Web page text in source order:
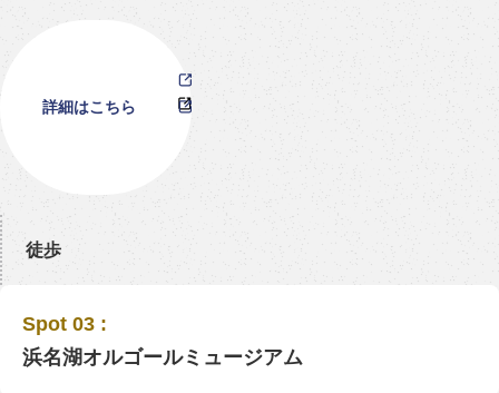
詳細はこちら
徒歩
Spot 03 :
浜名湖オルゴールミュージアム